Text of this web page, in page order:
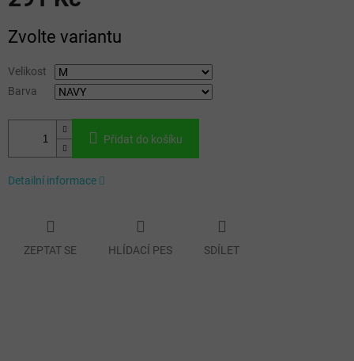
cena:
Zvolte variantu
Velikost
Barva
Přidat do košíku
Detailní informace
ZEPTAT SE HLÍDACÍ PES SDÍLET